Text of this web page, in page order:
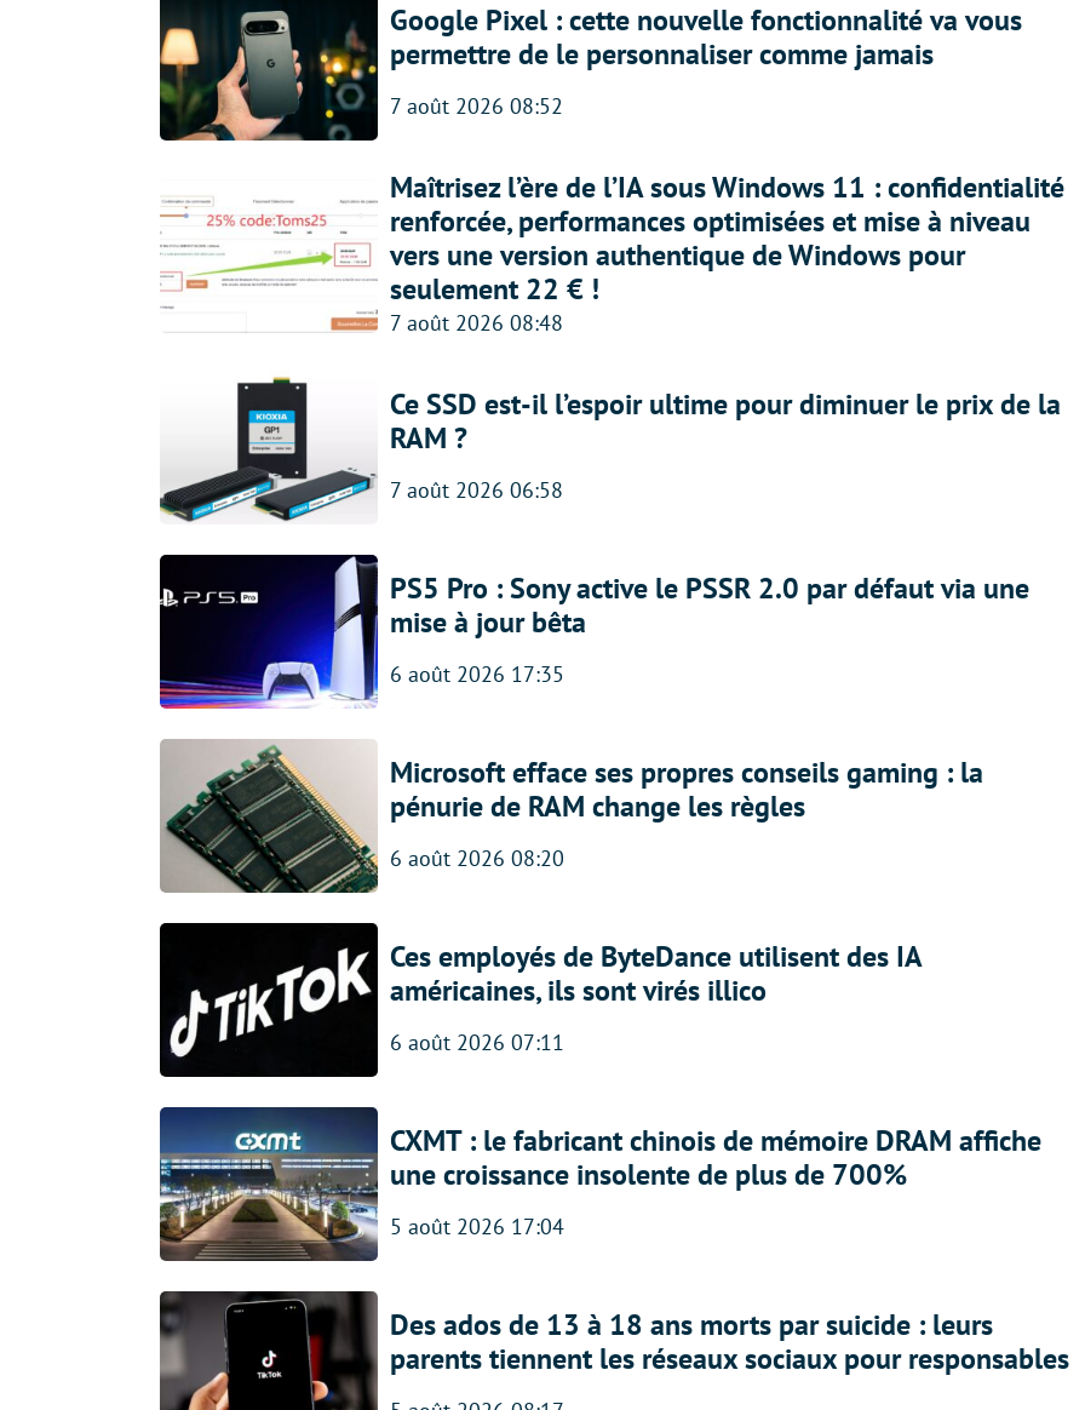
Google Pixel : cette nouvelle fonctionnalité va vous
permettre de le personnaliser comme jamais
7 août 2026 08:52
Maîtrisez l’ère de l’IA sous Windows 11 : confidentialité
renforcée, performances optimisées et mise à niveau
vers une version authentique de Windows pour
seulement 22 € !
7 août 2026 08:48
Ce SSD est-il l’espoir ultime pour diminuer le prix de la
RAM ?
7 août 2026 06:58
PS5 Pro : Sony active le PSSR 2.0 par défaut via une
mise à jour bêta
6 août 2026 17:35
Microsoft efface ses propres conseils gaming : la
pénurie de RAM change les règles
6 août 2026 08:20
Ces employés de ByteDance utilisent des IA
américaines, ils sont virés illico
6 août 2026 07:11
CXMT : le fabricant chinois de mémoire DRAM affiche
une croissance insolente de plus de 700%
5 août 2026 17:04
Des ados de 13 à 18 ans morts par suicide : leurs
parents tiennent les réseaux sociaux pour responsables